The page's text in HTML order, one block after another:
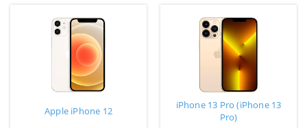
Apple iPhone 12
iPhone 13 Pro (iPhone 13
Pro)